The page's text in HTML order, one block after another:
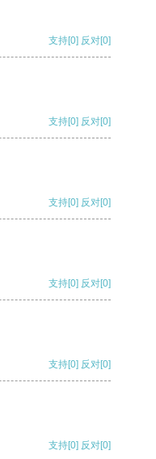
支持[0] 反对[0]
支持[0] 反对[0]
支持[0] 反对[0]
支持[0] 反对[0]
支持[0] 反对[0]
支持[0] 反对[0]